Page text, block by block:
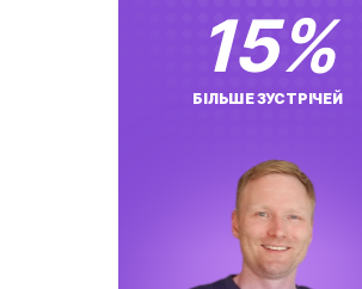
15%
БІЛЬШЕ ЗУСТРІЧЕЙ